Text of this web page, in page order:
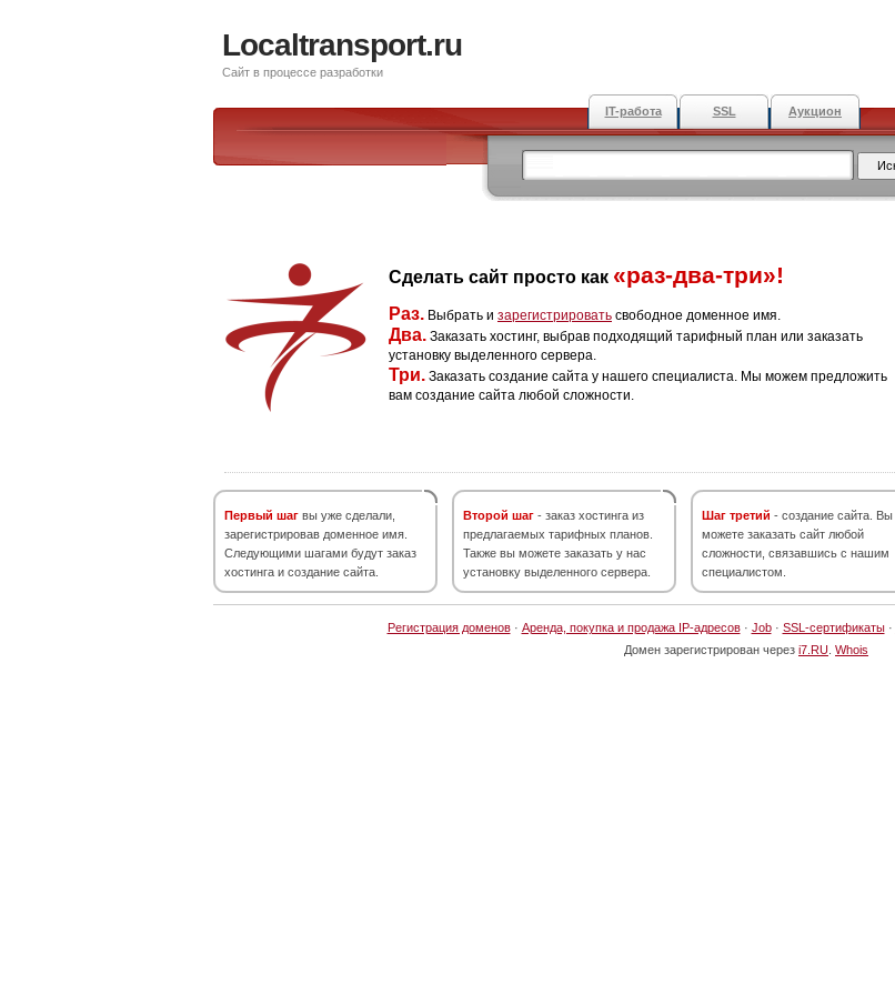
Localtransport.ru
Сайт в процессе разработки
IT-работа SSL Аукцион
Сделать сайт просто как «раз-два-три»!
Раз. Выбрать и зарегистрировать свободное доменное имя.
Два. Заказать хостинг, выбрав подходящий тарифный план или заказать
установку выделенного сервера.
Три. Заказать создание сайта у нашего специалиста. Мы можем предложить
вам создание сайта любой сложности.
Первый шаг вы уже сделали,
зарегистрировав доменное имя.
Следующими шагами будут заказ
хостинга и создание сайта.
Второй шаг - заказ хостинга из
предлагаемых тарифных планов.
Также вы можете заказать у нас
установку выделенного сервера.
Шаг третий - создание сайта. Вы
можете заказать сайт любой
сложности, связавшись с нашим
специалистом.
Регистрация доменов· Аренда, покупка и продажа IP-адресов· Job· SSL-сертификаты·
Домен зарегистрирован через i7.RU Whois